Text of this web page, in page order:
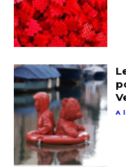
Prénom
J'accepte les
* Champ obligatoire
Adresse email*
Nom
Prénom
Statut / Organisation
A